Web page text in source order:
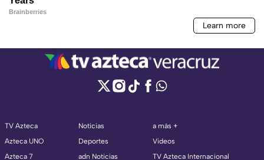
TV Azteca
Azteca UNO
Azteca 7
Noticias
Deportes
adn Noticias
a más +
Videos
TV Azteca Internacional